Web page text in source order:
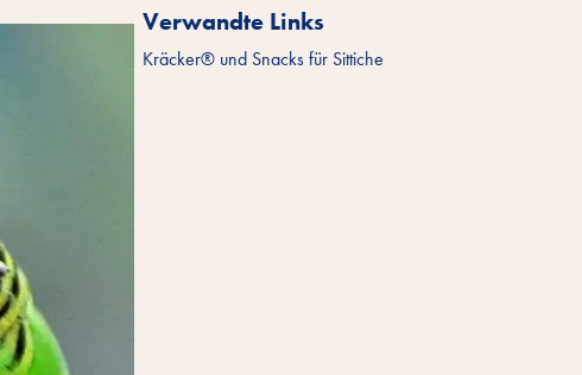
Verwandte Links
Kräcker® und Snacks für Sittiche